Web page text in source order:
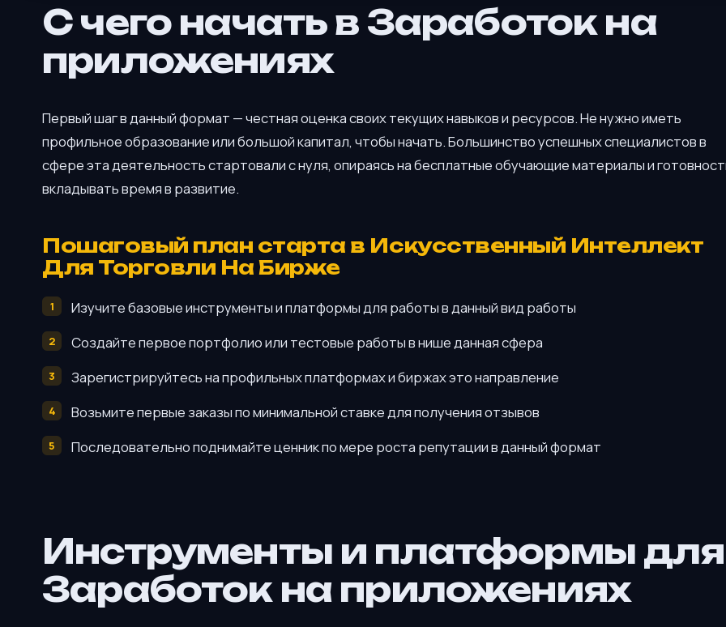
С чего начать в Заработок на
приложениях
Первый шаг в данный формат — честная оценка своих текущих навыков и ресурсов. Не нужно иметь
профильное образование или большой капитал, чтобы начать. Большинство успешных специалистов в
сфере эта деятельность стартовали с нуля, опираясь на бесплатные обучающие материалы и
вкладывать время в развитие.
Пошаговый план старта в Искусственный Интеллект
Для Торговли На Бирже
Изучите базовые инструменты и платформы для работы в данный вид работы
Создайте первое портфолио или тестовые работы в нише данная сфера
Зарегистрируйтесь на профильных платформах и биржах это направление
Возьмите первые заказы по минимальной ставке для получения отзывов
Последовательно поднимайте ценник по мере роста репутации в данный формат
Инструменты и платформы для
Заработок на приложениях